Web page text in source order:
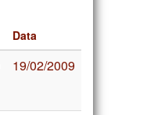
Data
19/02/2009